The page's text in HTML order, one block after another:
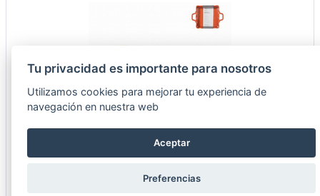
15X15X6CM
Tu privacidad es importante para nosotros
Utilizamos cookies para mejorar tu experiencia de
navegación en nuestra web
Aceptar
Preferencias